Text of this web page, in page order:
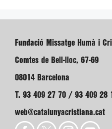
Fundació Missatge Humà i
Comtes de Bell-lloc, 67-69
08014 Barcelona
T. 93 409 27 70 / 93 409 28
web@catalunyacristiana.cat